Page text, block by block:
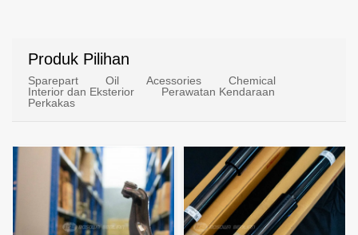
Produk Pilihan
Sparepart Oil Acessories
Chemical
Interior dan Eksterior
Perawatan Kendaraan
Perkakas